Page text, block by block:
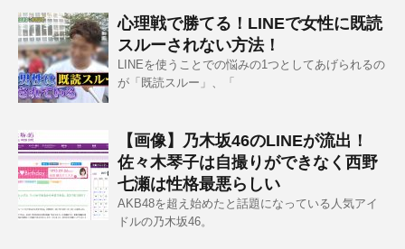
心理戦で勝てる！LINEで女性に既読
スルーされない方法！
LINEを使うことでの悩みの1つとしてあげられるの
が「既読スルー」、「
【画像】乃木坂46のLINEが流出！
佐々木琴子は自撮りができなく西野
七瀬は性格最悪らしい
AKB48を超え始めたと話題になっている人気アイ
ドルの乃木坂46。